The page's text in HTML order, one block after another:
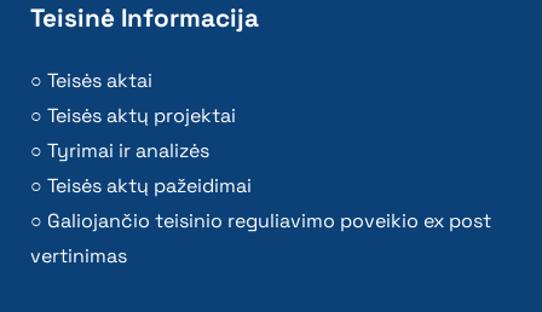
Teisinė Informacija
Teisės aktai
Teisės aktų projektai
Tyrimai ir analizės
Teisės aktų pažeidimai
Galiojančio teisinio reguliavimo poveikio ex post
vertinimas